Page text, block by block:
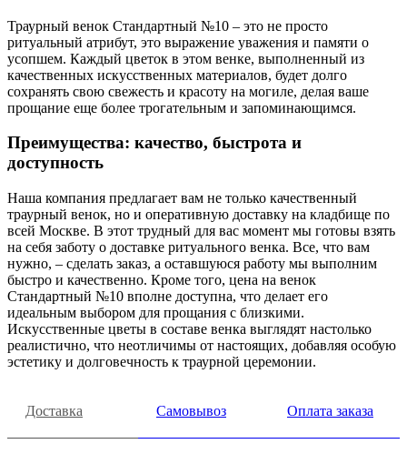
Траурный венок Стандартный №10 – это не просто
ритуальный атрибут, это выражение уважения и памяти о
усопшем. Каждый цветок в этом венке, выполненный из
качественных искусственных материалов, будет долго
сохранять свою свежесть и красоту на могиле, делая ваше
прощание еще более трогательным и запоминающимся.
Преимущества: качество, быстрота и
доступность
Наша компания предлагает вам не только качественный
траурный венок, но и оперативную доставку на кладбище по
всей Москве. В этот трудный для вас момент мы готовы взять
на себя заботу о доставке ритуального венка. Все, что вам
нужно, – сделать заказ, а оставшуюся работу мы выполним
быстро и качественно. Кроме того, цена на венок
Стандартный №10 вполне доступна, что делает его
идеальным выбором для прощания с близкими.
Искусственные цветы в составе венка выглядят настолько
реалистично, что неотличимы от настоящих, добавляя особую
эстетику и долговечность к траурной церемонии.
Доставка Самовывоз Оплата заказа